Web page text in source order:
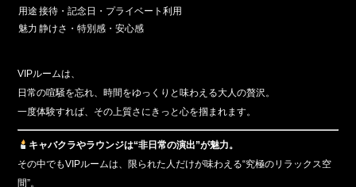
用途 接待・記念日・プライベート利用
魅力 静けさ・特別感・安心感
VIPルームは、
日常の喧騒を忘れ、時間をゆっくりと味わえる大人の贅沢。
一度体験すれば、その上質さにきっと心を掴まれます。
キャバクラやラウンジは“非日常の演出”が魅力。
その中でもVIPルームは、限られた人だけが味わえる“究極のリラックス空
間”。